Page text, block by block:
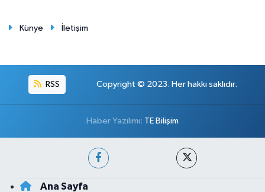
Künye İletişim
RSS Copyright © 2023. Her hakkı saklıdır.
Haber Yazılımı: TE Bilişim
Ana Sayfa